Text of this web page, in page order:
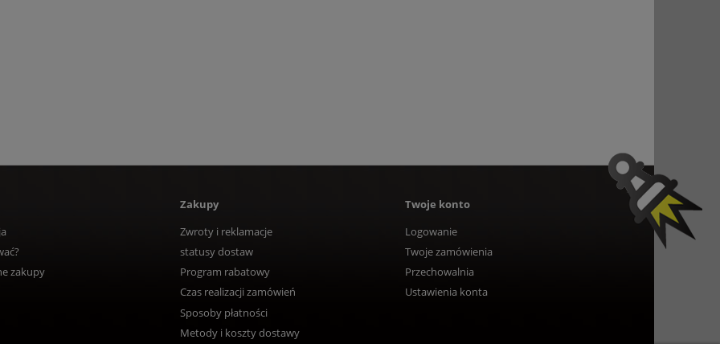
zakupy
Zakupy
Zwroty i reklamacje
statusy dostaw
Program rabatowy
Czas realizacji zamówień
Sposoby płatności
Metody i koszty dostawy
Twoje konto
Logowanie
Twoje zamówienia
Przechowalnia
Ustawienia konta